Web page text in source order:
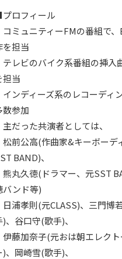
ロフィール
コミュニティーFMの番組で、
を担当
テレビのバイク系番組の挿入
担当
インディーズ系のレコーディ
数参加
主だった共演者としては、
松前公高(作曲家&キーボーデ
BAND)、
熊丸久徳(ドラマー、元SST
バンド等)
日浦孝則(元CLASS)、三門博
)、谷口守(歌手)、
伊藤加奈子(元おは朝エレクト
)、岡崎雪(歌手)、